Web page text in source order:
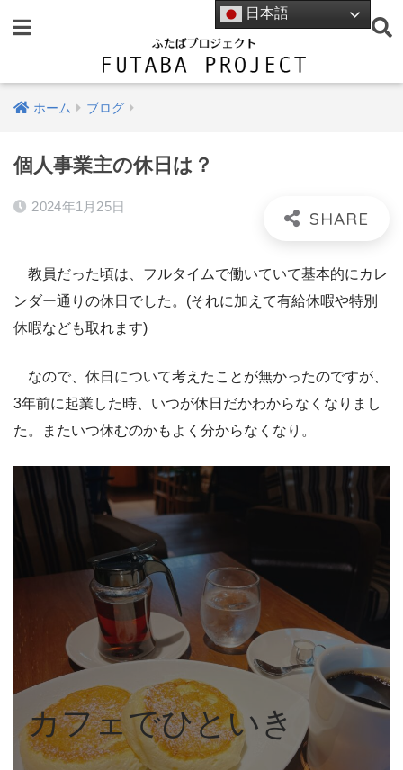
ホーム ブログ
個人事業主の休日は？
2024年1月25日
教員だった頃は、フルタイムで働いていて基本的にカレ
ンダー通りの休日でした。(それに加えて有給休暇や特別
休暇なども取れます)
なので、休日について考えたことが無かったのですが、
3年前に起業した時、いつが休日だかわからなくなりまし
た。またいつ休むのかもよく分からなくなり。
カフェでひといき
日本語